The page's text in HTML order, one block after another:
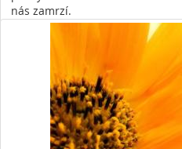
nás zamrzí.
Read More»
By Anna Lojeková
3/20/
14896 Views, 0 Comments